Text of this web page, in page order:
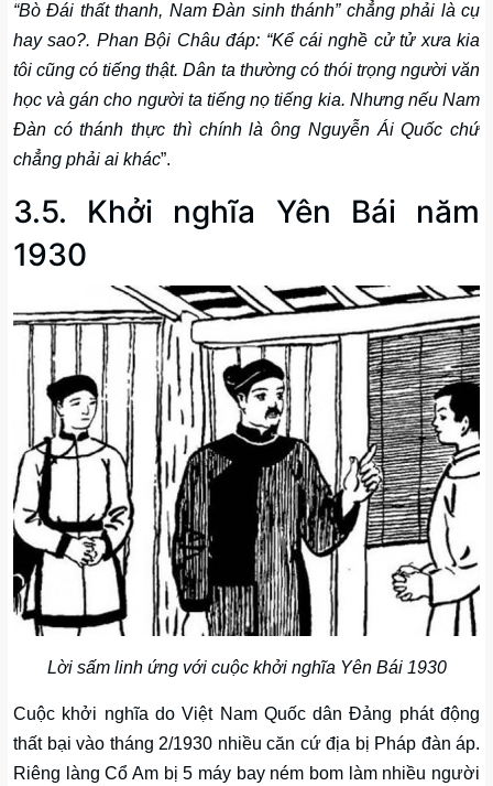
“Bò Đái thất thanh, Nam Đàn sinh thánh” chẳng phải là cụ
hay sao?. Phan Bội Châu đáp: “Kể cái nghề cử tử xưa kia
tôi cũng có tiếng thật. Dân ta thường có thói trọng người văn
học và gán cho người ta tiếng nọ tiếng kia. Nhưng nếu Nam
Đàn có thánh thực thì chính là ông Nguyễn Ái Quốc chứ
chẳng phải ai khác”.
3.5. Khởi nghĩa Yên Bái năm
1930
Lời sấm linh ứng với cuộc khởi nghĩa Yên Bái 1930
Cuộc khởi nghĩa do Việt Nam Quốc dân Đảng phát động
thất bại vào tháng 2/1930 nhiều căn cứ địa bị Pháp đàn áp.
Riêng làng Cổ Am bị 5 máy bay ném bom làm nhiều người